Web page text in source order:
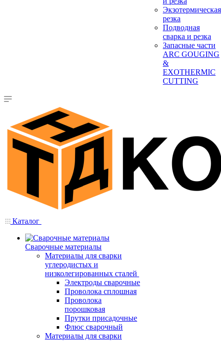
Экзотермическая
резка
Подводная
сварка и резка
Запасные части
ARC GOUGING
&
EXOTHERMIC
CUTTING
Каталог
Сварочные материалы
Материалы для сварки
углеродистых и
низколегированных сталей
Электроды сварочные
Проволока сплошная
Проволока
порошковая
Прутки присадочные
Флюс сварочный
Материалы для сварки